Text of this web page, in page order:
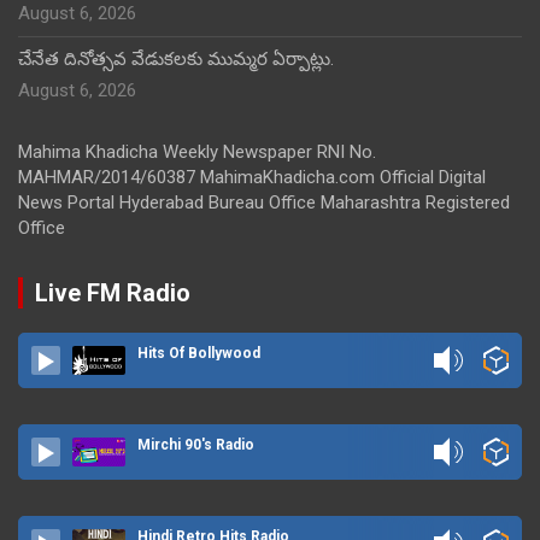
August 6, 2026
చేనేత దినోత్సవ వేడుకలకు ముమ్మర ఏర్పాట్లు.
August 6, 2026
Mahima Khadicha Weekly Newspaper RNI No.
MAHMAR/2014/60387 MahimaKhadicha.com Official Digital
News Portal Hyderabad Bureau Office Maharashtra Registered
Office
Live FM Radio
Hits Of Bollywood
Mirchi 90's Radio
Hindi Retro Hits Radio